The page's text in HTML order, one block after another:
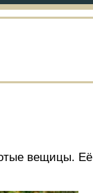
вещицы. Её